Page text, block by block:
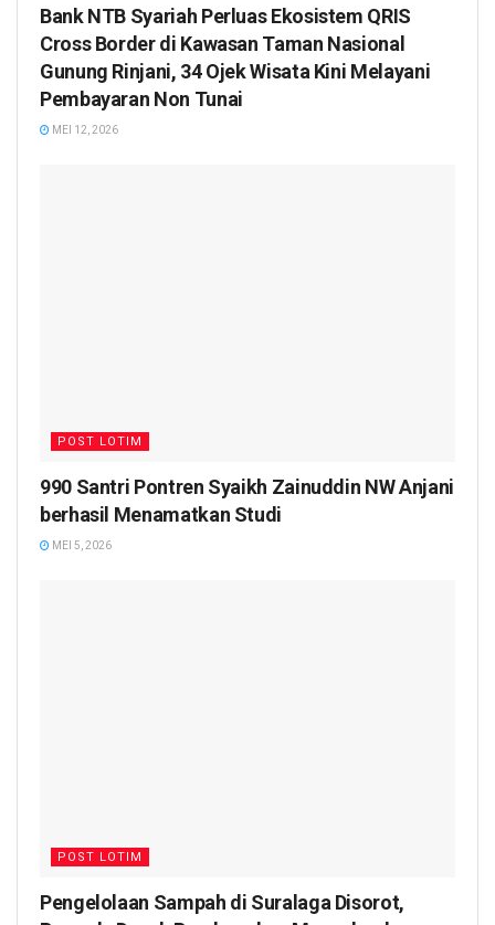
Bank NTB Syariah Perluas Ekosistem QRIS
Cross Border di Kawasan Taman Nasional
Gunung Rinjani, 34 Ojek Wisata Kini Melayani
Pembayaran Non Tunai
MEI 12, 2026
POST LOTIM
990 Santri Pontren Syaikh Zainuddin NW Anjani
berhasil Menamatkan Studi
MEI 5, 2026
POST LOTIM
Pengelolaan Sampah di Suralaga Disorot,